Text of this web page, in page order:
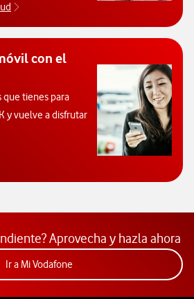
Conocer Vodafone Salud. Abre ventana
con el
que tienes para
y vuelve a disfrutar
poder consultar el código PUK y
Aprovecha y hazla ahora
Ir a Mi VodafoneAcceder a la app Mi